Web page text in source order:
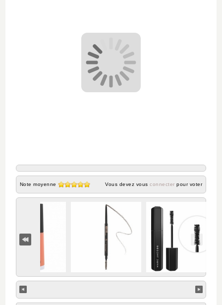
Note moyenne Vous devez vousconnecter pour voter